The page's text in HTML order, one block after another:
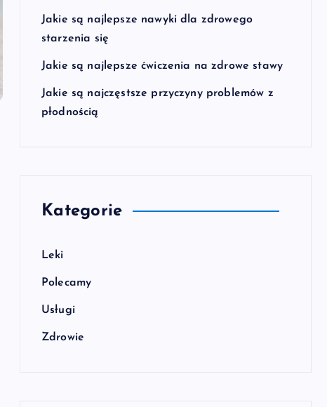
Jakie są najlepsze nawyki dla zdrowego
starzenia się
Jakie są najlepsze ćwiczenia na zdrowe stawy
Jakie są najczęstsze przyczyny problemów z
płodnością
Kategorie
Leki
Polecamy
Usługi
Zdrowie